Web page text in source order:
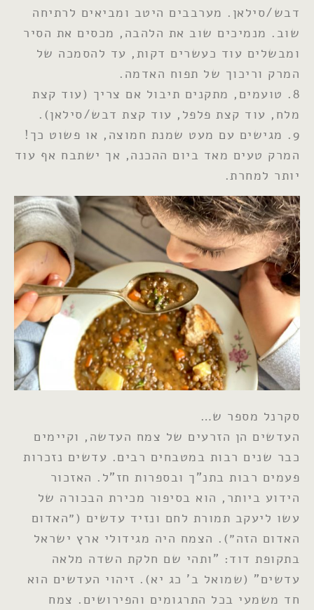
דבש/סילאן. מערבבים היטב ומביאים לרתיחה
שוב. מנמיכים שוב את הלהבה, מכסים את הסיר
ומבשלים עוד כעשרים דקות, עד להסמכה של
המרק וריכוך של תפוח האדמה.
8. טועמים, מתקנים תיבול אם צריך (עוד קצת
מלח, עוד קצת פלפל, עוד קצת דבש/סילאן).
9. מגישים עם מעט שמנת חמוצה, או פשוט כך!
המרק טעים מאד ביום ההכנה, אך ישתבח אף עוד
יותר למחרת.
סקרנל מספר ש…
העדשים הן הזרעים של צמח העדשה, וקיימים
כבר שנים רבות במטבחים רבים. עדשים נזכרות
פעמים רבות בתנ"ך ובספרות חז"ל. האזכור
הידוע ביותר, הוא בסיפור מכירת הבכורה של
עשו ליעקב תמורת לחם ונזיד עדשים (״האדום
האדום הזה״). הצמח היה מגידולי ארץ ישראל
בתקופת דוד: "ותהי שם חלקת השדה מלאה
עדשים" (שמואל ב' כג יא). זיהוי העדשים הוא
חד משמעי בכל התרגומים והפירושים. צמח